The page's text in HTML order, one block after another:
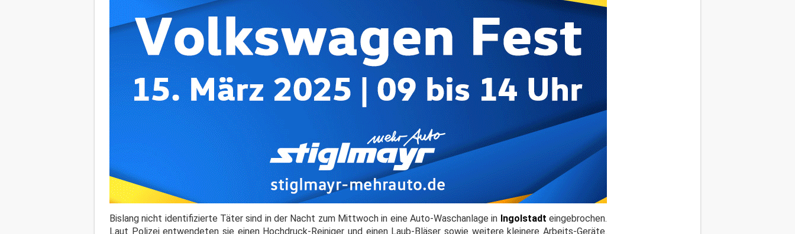
Bislang nicht identifizierte Täter sind in der Nacht zum Mittwoch in eine Auto-Waschanlage in Ingolstadt eingebrochen.
Laut Polizei entwendeten sie einen Hochdruck-Reiniger und einen Laub-Bläser sowie weitere kleinere Arbeits-Geräte.